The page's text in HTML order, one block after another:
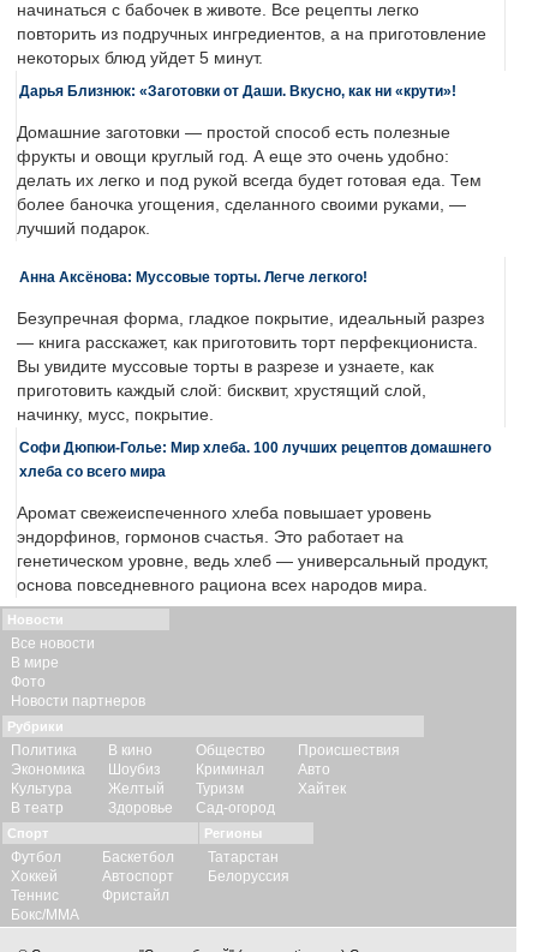
начинаться с бабочек в животе. Все рецепты легко
повторить из подручных ингредиентов, а на приготовление
некоторых блюд уйдет 5 минут.
Дарья Близнюк: «Заготовки от Даши. Вкусно, как ни «крути»!
Домашние заготовки — простой способ есть полезные
фрукты и овощи круглый год. А еще это очень удобно:
делать их легко и под рукой всегда будет готовая еда. Тем
более баночка угощения, сделанного своими руками, —
лучший подарок.
Анна Аксёнова: Муссовые торты. Легче легкого!
Безупречная форма, гладкое покрытие, идеальный разрез
— книга расскажет, как приготовить торт перфекциониста.
Вы увидите муссовые торты в разрезе и узнаете, как
приготовить каждый слой: бисквит, хрустящий слой,
начинку, мусс, покрытие.
Софи Дюпюи-Голье: Мир хлеба. 100 лучших рецептов домашнего
хлеба со всего мира
Аромат свежеиспеченного хлеба повышает уровень
эндорфинов, гормонов счастья. Это работает на
генетическом уровне, ведь хлеб — универсальный продукт,
основа повседневного рациона всех народов мира.
Новости
Все новости
В мире
Фото
Новости партнеров
Рубрики
Политика
Экономика
Культура
В театр
В кино
Шоубиз
Желтый
Здоровье
Общество
Криминал
Туризм
Сад-огород
Происшествия
Авто
Хайтек
Спорт
Футбол
Хоккей
Теннис
Бокс/ММА
Баскетбол
Автоспорт
Фристайл
Регионы
Татарстан
Белоруссия